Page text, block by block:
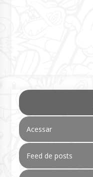
Acessar
Feed de posts